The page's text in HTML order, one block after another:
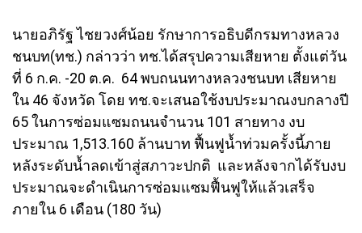
นายอภิรัฐ ไชยวงศ์น้อย รักษาการอธิบดีกรมทางหลวง
ชนบท(ทช.) กล่าวว่า ทช.ได้สรุปความเสียหาย ตั้งแต่วัน
ที่ 6 ก.ค. -20 ต.ค. 64 พบถนนทางหลวงชนบท เสียหาย
ใน 46 จังหวัด โดย ทช.จะเสนอใช้งบประมาณงบกลางปี
65 ในการซ่อมแซมถนนจำนวน 101 สายทาง งบ
ประมาณ 1,513.160 ล้านบาท ฟื้นฟูน้ำท่วมครั้งนี้ภาย
หลังระดับน้ำลดเข้าสู่สภาวะปกติ และหลังจากได้รับงบ
ประมาณจะดำเนินการซ่อมแซมฟื้นฟูให้แล้วเสร็จ
ภายใน 6 เดือน (180 วัน)